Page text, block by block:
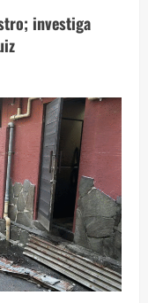
investiga